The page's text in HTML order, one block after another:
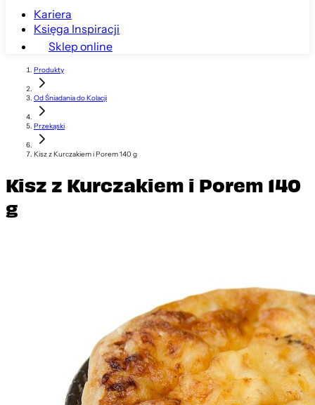
Kariera
Księga Inspiracji
Sklep online
Produkty
Od Śniadania do Kolacji
Przekąski
Kisz z Kurczakiem i Porem 140 g
Kisz z Kurczakiem i Porem 140
g